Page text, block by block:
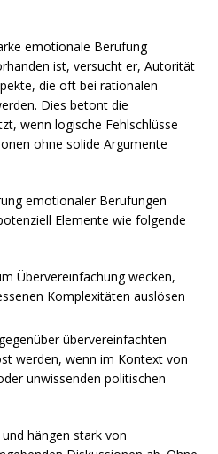
emotionale Berufung
ist, versucht er, Autorität
die oft bei rationalen
Dies betont die
wenn logische Fehlschlüsse
ohne solide Argumente
emotionaler Berufungen
Elemente wie folgende
Übervereinfachung wecken,
Komplexitäten auslösen
übervereinfachten
werden, wenn im Kontext von
unwissenden politischen
hängen stark von